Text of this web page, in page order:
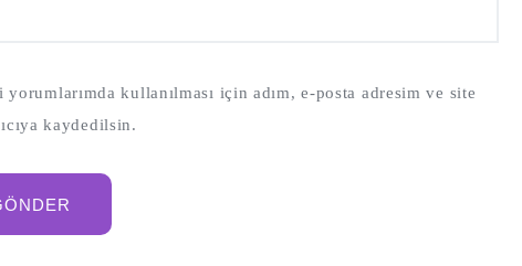
yorumlarımda kullanılması için adım, e-posta adresim ve site
kaydedilsin.